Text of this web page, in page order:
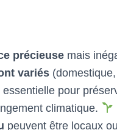
précieuse mais
variés
essentielle pour
climatique.
peuvent être locaux